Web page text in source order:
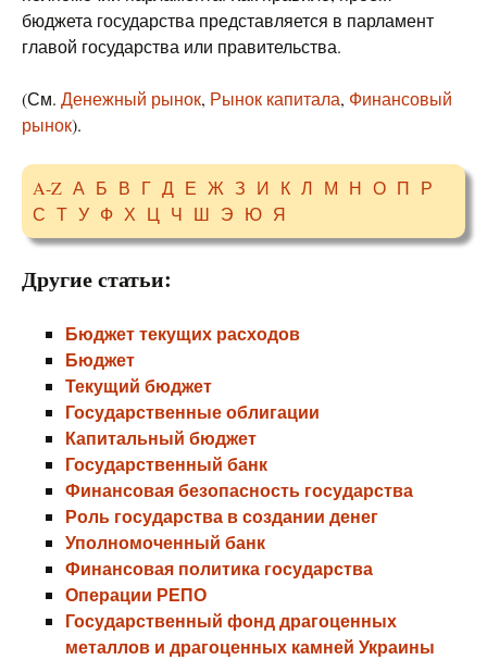
бюджета государства представляется в парламент
главой государства или правительства.
(См. Денежный рынок, Рынок капитала, Финансовый
рынок).
A-Z А Б В Г Д Е Ж З И К Л М Н О П Р
С Т У Ф Х Ц Ч Ш Э Ю Я
Другие статьи:
Бюджет текущих расходов
Бюджет
Текущий бюджет
Государственные облигации
Капитальный бюджет
Государственный банк
Финансовая безопасность государства
Роль государства в создании денег
Уполномоченный банк
Финансовая политика государства
Операции РЕПО
Государственный фонд драгоценных
металлов и драгоценных камней Украины